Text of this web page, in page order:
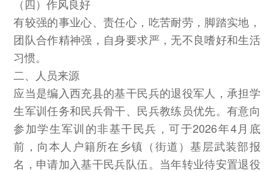
（四）作风良好
有较强的事业心、责任心，吃苦耐劳，脚踏实地，
团队合作精神强，自身要求严，无不良嗜好和生活
习惯。
二、人员来源
应当是编入西充县的基干民兵的退役军人，承担学
生军训任务和民兵骨干、民兵教练员优先。有意向
参加学生军训的非基干民兵，可于2026年4月底
前，向本人户籍所在乡镇（街道）基层武装部报
名，申请加入基干民兵队伍。当年转业待安置退役